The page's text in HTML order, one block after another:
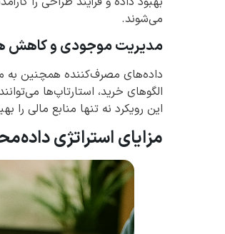
می‌شوند.
مدیریت موجودی و کاهش
داده‌های مصرف‌کننده همچنین به
الگوهای خرید، استارتاپ‌ها
این رویکرد نه تنها منابع مالی
مزایای استراتژی